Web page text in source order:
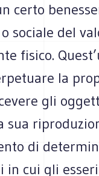
certo
sociale del
fisico.
la
gli
sua
di
in cui gli